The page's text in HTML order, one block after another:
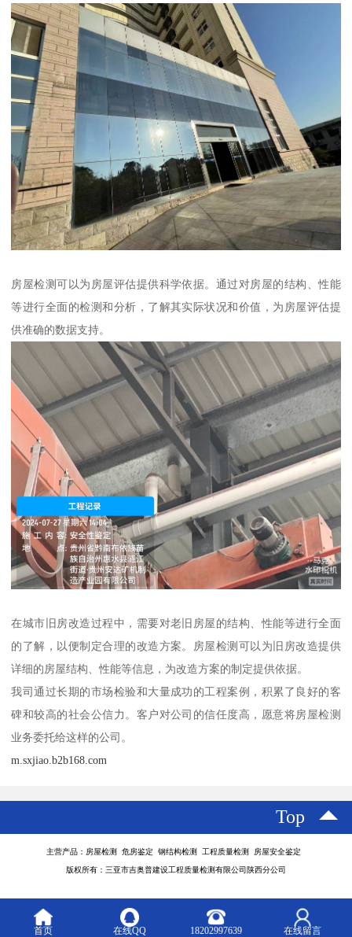
房屋检测可以为房屋评估提供科学依据。通过对房屋的结构、性能
等进行全面的检测和分析，了解其实际状况和价值，为房屋评估提
供准确的数据支持。
在城市旧房改造过程中，需要对老旧房屋的结构、性能等进行全面
的了解，以便制定合理的改造方案。房屋检测可以为旧房改造提供
详细的房屋结构、性能等信息，为改造方案的制定提供依据。
我司通过长期的市场检验和大量成功的工程案例，积累了良好的客
碑和较高的社会公信力。客户对公司的信任度高，愿意将房屋检测
业务委托给这样的公司。
m.sxjiao.b2b168.com
Top
主营产品：房屋检测 危房鉴定 钢结构检测 工程质量检测 房屋安全鉴定
版权所有：三亚市吉奥普建设工程质量检测有限公司陕西分公司
首页 在线QQ 18202997639 在线留言